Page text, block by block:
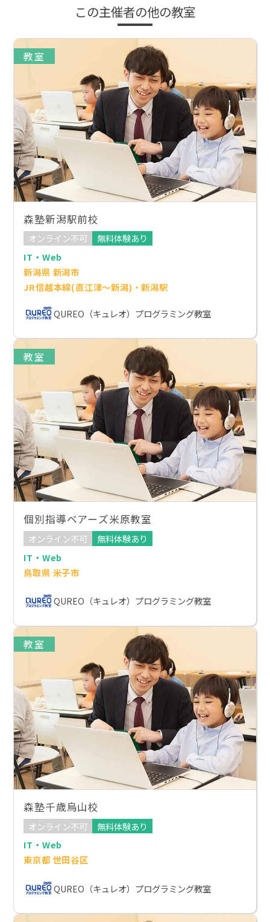
この主催者の他の教室
教室
森塾新潟駅前校
オンライン不可
無料体験あり
IT・Web
新潟県 新潟市
JR信越本線(直江津～新潟)・新潟駅
QUREO（キュレオ）プログラミング教室
教室
個別指導ベアーズ米原教室
オンライン不可
無料体験あり
IT・Web
鳥取県 米子市
QUREO（キュレオ）プログラミング教室
教室
森塾千歳烏山校
オンライン不可
無料体験あり
IT・Web
東京都 世田谷区
QUREO（キュレオ）プログラミング教室